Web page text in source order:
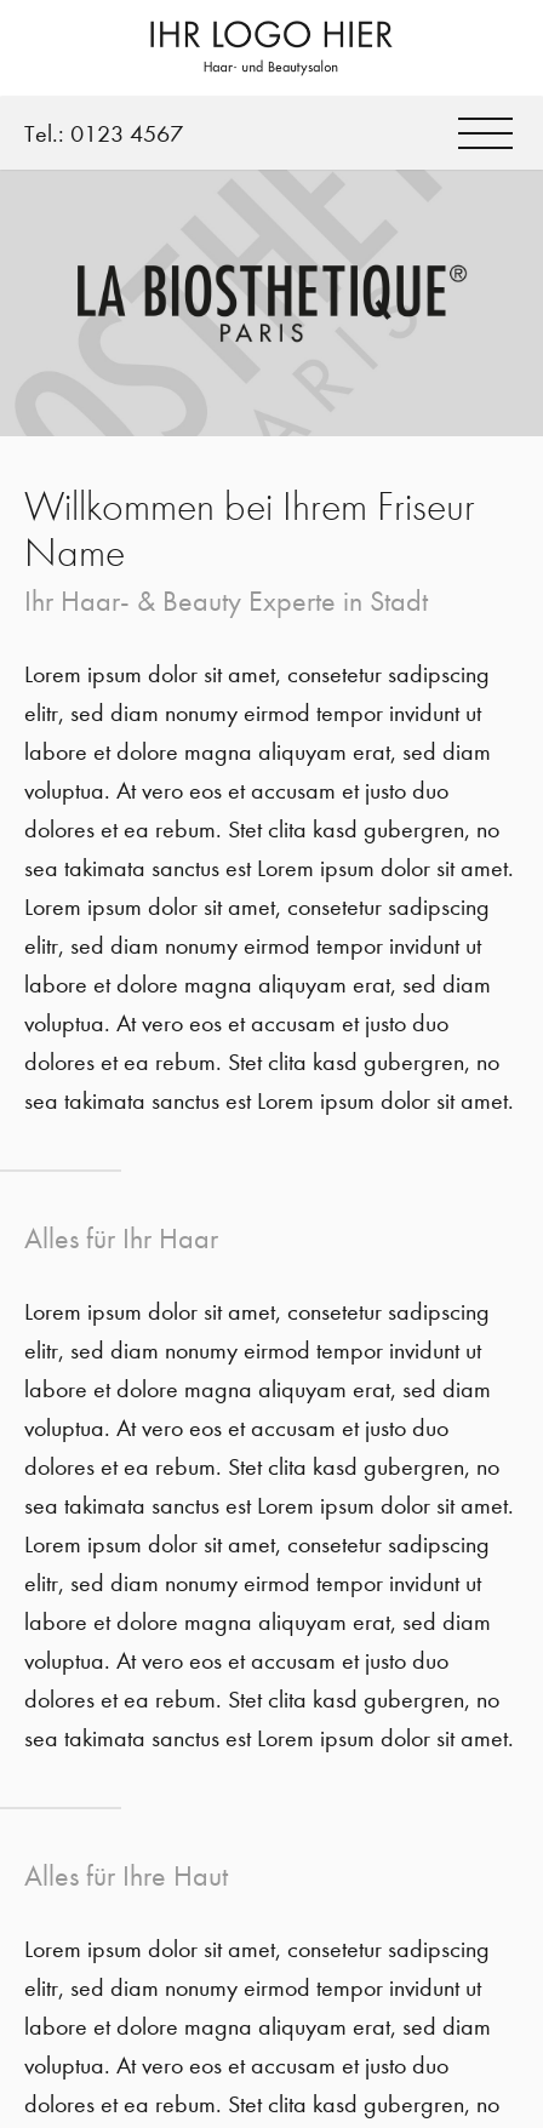
Tel.: 0123 4567
Willkommen bei Ihrem Friseur
Name
Ihr Haar- & Beauty Experte in Stadt
Lorem ipsum dolor sit amet, consetetur sadipscing
elitr, sed diam nonumy eirmod tempor invidunt ut
labore et dolore magna aliquyam erat, sed diam
voluptua. At vero eos et accusam et justo duo
dolores et ea rebum. Stet clita kasd gubergren, no
sea takimata sanctus est Lorem ipsum dolor sit amet.
Lorem ipsum dolor sit amet, consetetur sadipscing
elitr, sed diam nonumy eirmod tempor invidunt ut
labore et dolore magna aliquyam erat, sed diam
voluptua. At vero eos et accusam et justo duo
dolores et ea rebum. Stet clita kasd gubergren, no
sea takimata sanctus est Lorem ipsum dolor sit amet.
Alles für Ihr Haar
Lorem ipsum dolor sit amet, consetetur sadipscing
elitr, sed diam nonumy eirmod tempor invidunt ut
labore et dolore magna aliquyam erat, sed diam
voluptua. At vero eos et accusam et justo duo
dolores et ea rebum. Stet clita kasd gubergren, no
sea takimata sanctus est Lorem ipsum dolor sit amet.
Lorem ipsum dolor sit amet, consetetur sadipscing
elitr, sed diam nonumy eirmod tempor invidunt ut
labore et dolore magna aliquyam erat, sed diam
voluptua. At vero eos et accusam et justo duo
dolores et ea rebum. Stet clita kasd gubergren, no
sea takimata sanctus est Lorem ipsum dolor sit amet.
Alles für Ihre Haut
Lorem ipsum dolor sit amet, consetetur sadipscing
elitr, sed diam nonumy eirmod tempor invidunt ut
labore et dolore magna aliquyam erat, sed diam
voluptua. At vero eos et accusam et justo duo
dolores et ea rebum. Stet clita kasd gubergren, no